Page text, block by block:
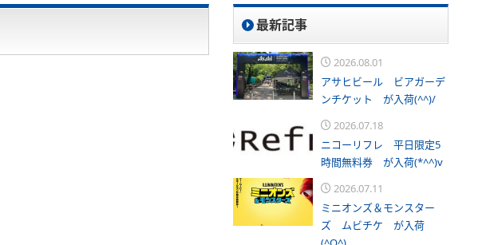
最新記事
2026.08.01
アサヒビール ビアガーデ
ンチケット が入荷(^^)/
2026.07.18
ニコーリフレ 平日限定5
時間無料券 が入荷(*^^)v
2026.07.11
ミニオンズ＆モンスター
ズ ムビチケ が入荷